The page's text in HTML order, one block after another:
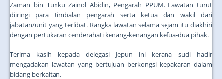
Zaman bin Tunku Zainol Abidin, Pengarah PPUM. Lawatan turut
diiringi para timbalan pengarah serta ketua dan wakil dari
jabatan/unit yang terlibat. Rangka lawatan selama sejam itu diakhiri
dengan pertukaran cenderahati kenang-kenangan kefua-dua pihak.
Terima kasih kepada delegasi Jepun ini kerana sudi hadir
mengadakan lawatan yang bertujuan berkongsi kepakaran dalam
bidang berkaitan.